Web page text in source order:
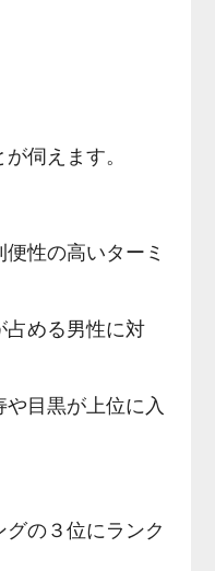
伺えます。
性の高いターミ
占める男性に対
目黒が上位に入
の３位にランク